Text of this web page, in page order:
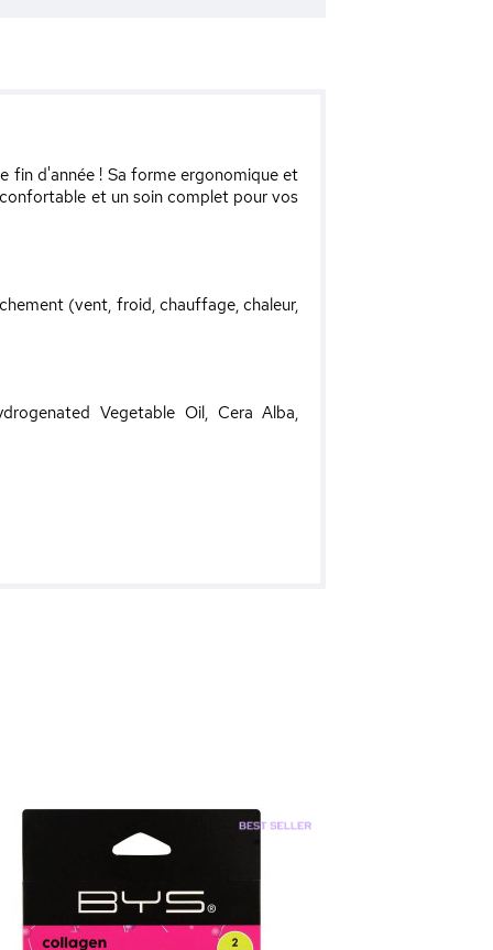
fin d'année ! Sa forme ergonomique et
et un soin complet pour vos
(vent, froid, chauffage, chaleur,
Vegetable Oil, Cera Alba,